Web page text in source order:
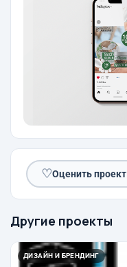
♡Оценить проект
Другие проекты
ДИЗАЙН И БРЕНДИНГ